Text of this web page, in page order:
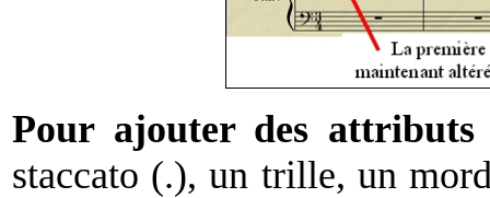
Pour ajouter des attributs
staccato (.), un trille, un